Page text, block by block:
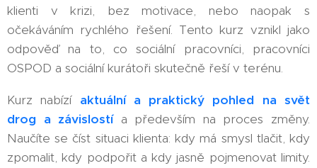
klienti v krizi, bez motivace, nebo naopak s
očekáváním rychlého řešení. Tento kurz vznikl jako
odpověď na to, co sociální pracovníci, pracovníci
OSPOD a sociální kurátoři skutečně řeší v terénu.
Kurz nabízí aktuální a praktický pohled na svět
drog a závislostía především na proces změny.
Naučíte se číst situaci klienta: kdy má smysl tlačit, kdy
zpomalit, kdy podpořit a kdy jasně pojmenovat limity.